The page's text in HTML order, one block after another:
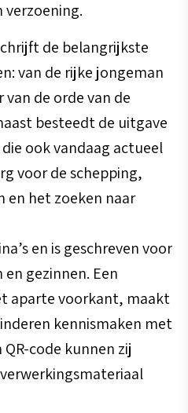
verzoening.
de belangrijkste
van de rijke jongeman
de orde van de
besteedt de uitgave
ook vandaag actueel
voor de schepping,
en het zoeken naar
en is geschreven voor
gezinnen. Een
aparte voorkant, maakt
kennismaken met
QR-code kunnen zij